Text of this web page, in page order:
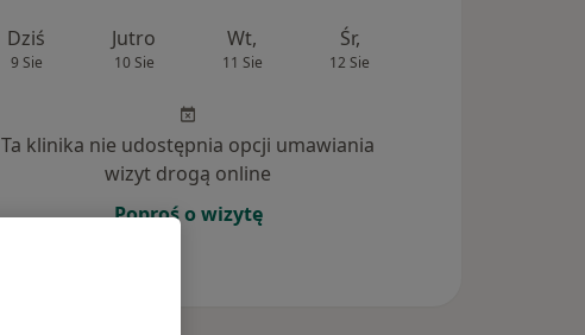
Dziś
9 Sie
Jutro
10 Sie
Wt,
11 Sie
Śr,
12 Sie
Ta klinika nie udostępnia opcji umawiania
wizyt drogą online
Poproś o wizytę